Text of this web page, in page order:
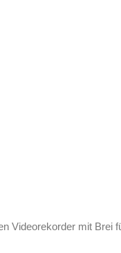
Videorekorder mit Brei